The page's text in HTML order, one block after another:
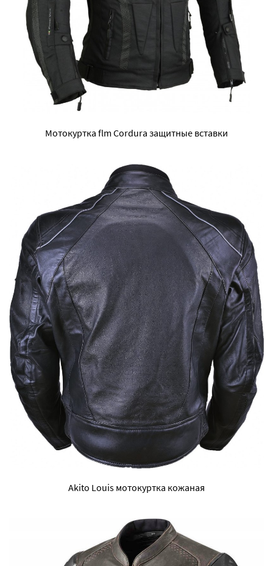
Мотокуртка flm Cordura защитные вставки
Akito Louis мотокуртка кожаная